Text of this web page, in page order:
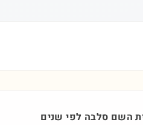
השם סלבה לפי שנים